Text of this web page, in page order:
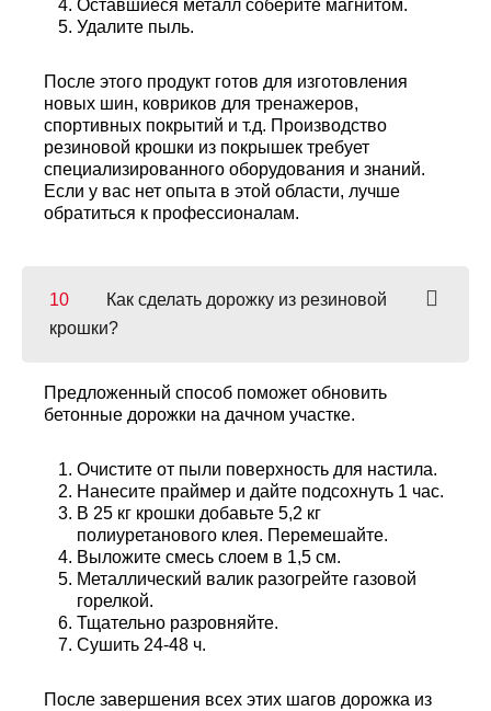
Оставшиеся металл соберите магнитом.
Удалите пыль.
После этого продукт готов для изготовления
новых шин, ковриков для тренажеров,
спортивных покрытий и т.д. Производство
резиновой крошки из покрышек требует
специализированного оборудования и знаний.
Если у вас нет опыта в этой области, лучше
обратиться к профессионалам.
Как сделать дорожку из резиновой
крошки?
Предложенный способ поможет обновить
бетонные дорожки на дачном участке.
Очистите от пыли поверхность для настила.
Нанесите праймер и дайте подсохнуть 1 час.
В 25 кг крошки добавьте 5,2 кг
полиуретанового клея. Перемешайте.
Выложите смесь слоем в 1,5 см.
Металлический валик разогрейте газовой
горелкой.
Тщательно разровняйте.
Сушить 24-48 ч.
После завершения всех этих шагов дорожка из